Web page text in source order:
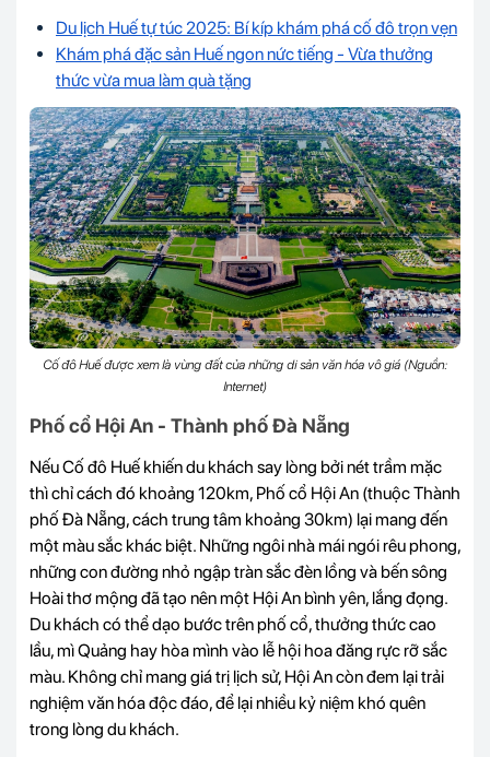
Du lịch Huế tự túc 2025: Bí kíp khám phá cố đô trọn vẹn
Khám phá đặc sản Huế ngon nức tiếng - Vừa thưởng
thức vừa mua làm quà tặng
Cố đô Huế được xem là vùng đất của những di sản văn hóa vô giá (Nguồn:
Internet)
Phố cổ Hội An - Thành phố Đà Nẵng
Nếu Cố đô Huế khiến du khách say lòng bởi nét trầm mặc
thì chỉ cách đó khoảng 120km, Phố cổ Hội An (thuộc Thành
phố Đà Nẵng, cách trung tâm khoảng 30km) lại mang đến
một màu sắc khác biệt. Những ngôi nhà mái ngói rêu phong,
những con đường nhỏ ngập tràn sắc đèn lồng và bến sông
Hoài thơ mộng đã tạo nên một Hội An bình yên, lắng đọng.
Du khách có thể dạo bước trên phố cổ, thưởng thức cao
lầu, mì Quảng hay hòa mình vào lễ hội hoa đăng rực rỡ sắc
màu. Không chỉ mang giá trị lịch sử, Hội An còn đem lại trải
nghiệm văn hóa độc đáo, để lại nhiều kỷ niệm khó quên
trong lòng du khách.